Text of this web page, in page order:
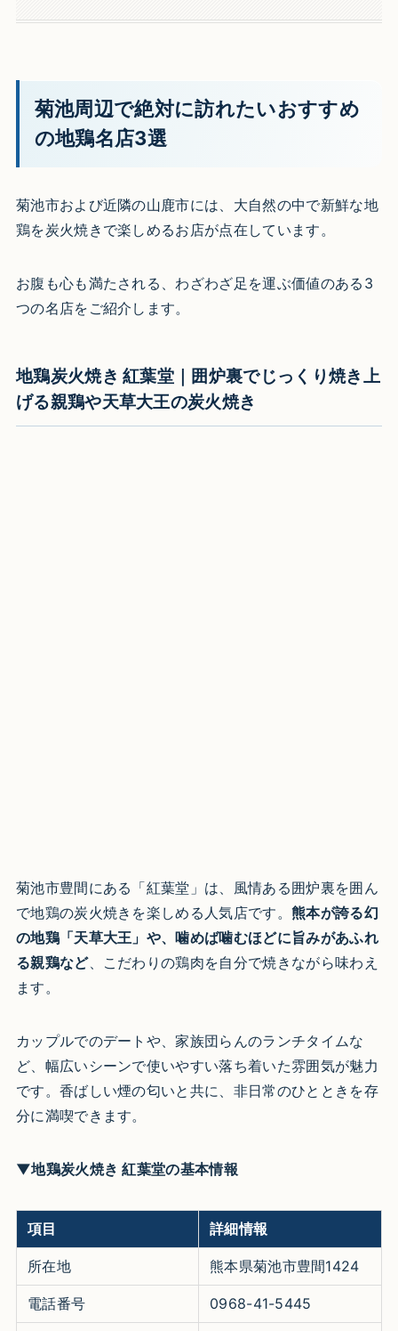
菊池周辺で絶対に訪れたいおすすめ
の地鶏名店3選
菊池市および近隣の山鹿市には、大自然の中で新鮮な地
鶏を炭火焼きで楽しめるお店が点在しています。
お腹も心も満たされる、わざわざ足を運ぶ価値のある3
つの名店をご紹介します。
地鶏炭火焼き 紅葉堂｜囲炉裏でじっくり焼き上
げる親鶏や天草大王の炭火焼き
菊池市豊間にある「紅葉堂」は、風情ある囲炉裏を囲ん
で地鶏の炭火焼きを楽しめる人気店です。熊本が誇る幻
の地鶏「天草大王」や、噛めば噛むほどに旨みがあふれ
る親鶏など、こだわりの鶏肉を自分で焼きながら味わえ
ます。
カップルでのデートや、家族団らんのランチタイムな
ど、幅広いシーンで使いやすい落ち着いた雰囲気が魅力
です。香ばしい煙の匂いと共に、非日常のひとときを存
分に満喫できます。
▼地鶏炭火焼き 紅葉堂の基本情報
項目 詳細情報
所在地 熊本県菊池市豊間1424
電話番号 0968-41-5445